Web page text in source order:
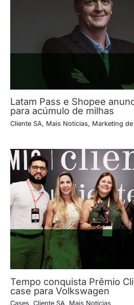
Latam Pass e Shopee
para acúmulo de milhas
Cliente SA, Mais Notícias, Marketing
Tempo conquista Prêmio
case para Volkswagen
Cases, Cliente SA, Mais Notícias